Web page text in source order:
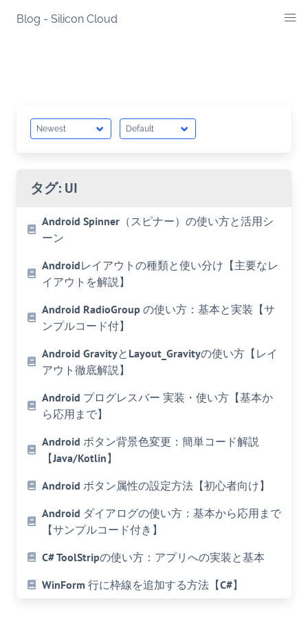
Blog - Silicon Cloud
タグ: UI
Android Spinner（スピナー）の使い方と活用シ
ーン
Androidレイアウトの種類と使い分け【主要なレ
イアウトを解説】
Android RadioGroup の使い方：基本と実装【サ
ンプルコード付】
Android GravityとLayout_Gravityの使い方【レイ
アウト徹底解説】
Android プログレスバー 実装・使い方【基本か
ら応用まで】
Android ボタン背景色変更：簡単コード解説
【Java/Kotlin】
Android ボタン属性の設定方法【初心者向け】
Android ダイアログの使い方：基本から応用まで
【サンプルコード付き】
C# ToolStripの使い方：アプリへの実装と基本
WinForm 行に枠線を追加する方法【C#】